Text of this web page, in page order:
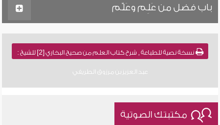
باب فضل من عَلِم وعَلّم
نسخة نصية للطباعة , شرح كتاب العلم من صحيح البخاري [2] للشيخ :
عبد العزيز بن مرزوق الطريفي
مكتبتك الصوتية